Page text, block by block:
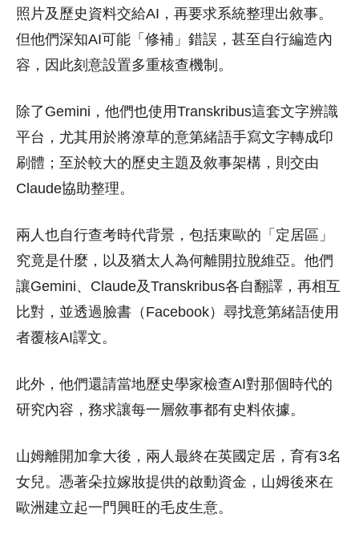
照片及歷史資料交給AI，再要求系統整理出敘事。
但他們深知AI可能「修補」錯誤，甚至自行編造內
容，因此刻意設置多重核查機制。
除了Gemini，他們也使用Transkribus這套文字辨識
平台，尤其用於將潦草的意第緒語手寫文字轉成印
刷體；至於較大的歷史主題及敘事架構，則交由
Claude協助整理。
兩人也自行查考時代背景，包括東歐的「定居區」
究竟是什麼，以及猶太人為何離開拉脫維亞。他們
讓Gemini、Claude及Transkribus各自翻譯，再相互
比對，並透過臉書（Facebook）尋找意第緒語使用
者覆核AI譯文。
此外，他們還請當地歷史學家檢查AI對那個時代的
研究內容，務求讓每一層敘事都有史料依據。
山姆離開加拿大後，兩人最終在英國定居，育有3名
女兒。憑著朵拉嫁妝提供的啟動資金，山姆後來在
歐洲建立起一門興旺的毛皮生意。